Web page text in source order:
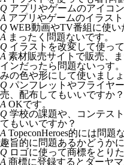
Q アプリやゲームのアイコ
A アプリやゲームのイラス
Q WEB動画やTV番組に使い
A まったく問題ないです。
Q イラストを改変して使っ
A 素材販売サイトで販売、
インだったら問題ないっす
みの色や形にして使いましょ
Q パンフレットやフライヤ
売、配布してもいいですか？
A OKです。
Q 学校の課題や、コンテス
てもいいですか？
A TopeconHeroes的には問
趣旨的に問題あるかどうか
Q ロゴに使って商標をとりた
A 商標に登録するとダーヤ